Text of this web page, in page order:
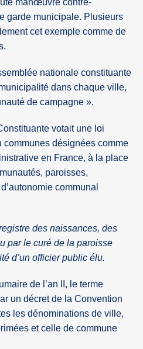
manœuvre contre-
garde municipale. Plusieurs
cet exemple comme de
nationale constituante
dans chaque ville,
de campagne ».
votait une loi
désignées comme
en France, à la place
paroisses,
communal
des naissances, des
par le curé de la paroisse
d’un officier public élu.
de l’an II, le terme
un décret de la Convention
les dénominations de ville,
et celle de commune